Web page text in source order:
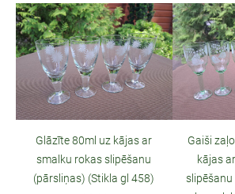
Glāzīte 80ml uz kājas ar
smalku rokas slipēšanu
(pārsliņas) (Stikla gl 458)
Gaiši
kājas